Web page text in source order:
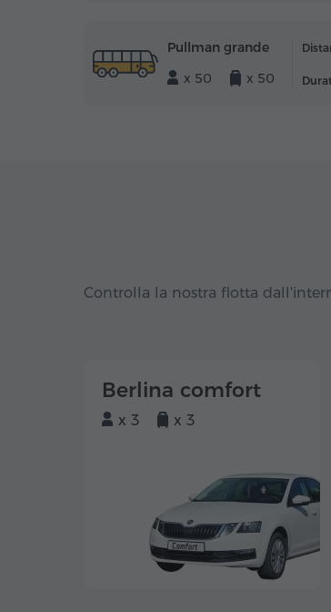
Pullman grande
x 50
x 50
Controlla la nostra flotta
Berlina comfort
x 3 x 3